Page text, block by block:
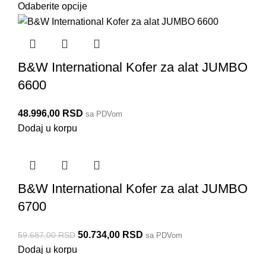
Odaberite opcije
B&W International Kofer za alat JUMBO
6600
48.996,00 RSD sa PDVom
Dodaj u korpu
B&W International Kofer za alat JUMBO
6700
59.687,00RSD 50.734,00 RSD sa PDVom
Dodaj u korpu